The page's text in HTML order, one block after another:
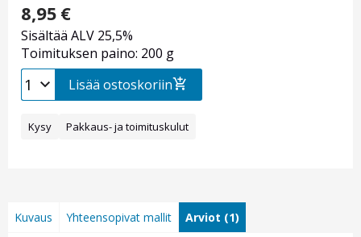
8,95 €
Sisältää ALV 25,5%
Toimituksen paino: 200 g
Lisää ostoskoriin
Kysy Pakkaus- ja toimituskulut
Kuvaus Yhteensopivat mallit Arviot (1)